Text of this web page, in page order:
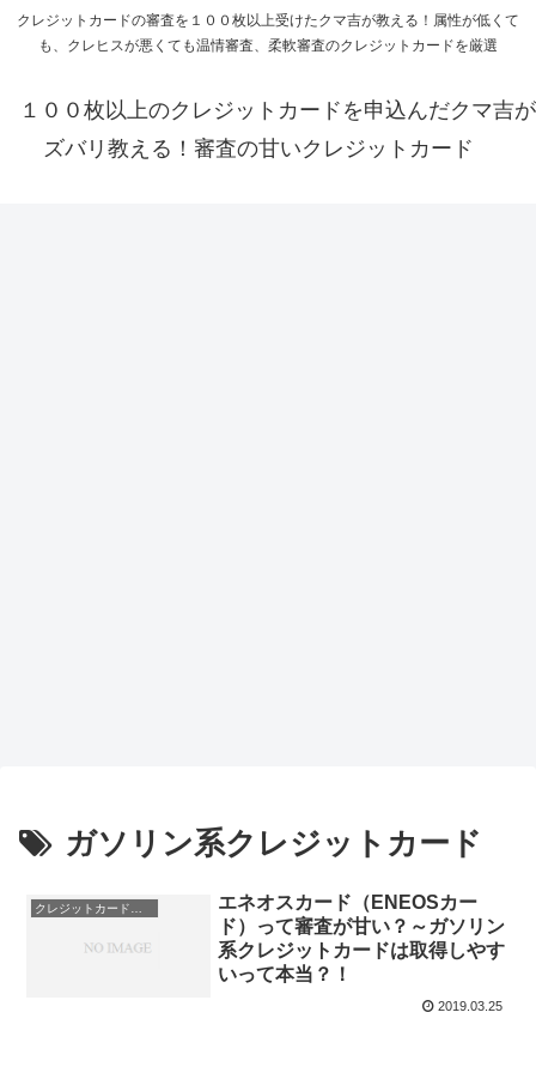
クレジットカードの審査を１００枚以上受けたクマ吉が教える！属性が低くて
も、クレヒスが悪くても温情審査、柔軟審査のクレジットカードを厳選
１００枚以上のクレジットカードを申込んだクマ吉が
ズバリ教える！審査の甘いクレジットカード
ガソリン系クレジットカード
エネオスカード（ENEOSカー
ド）って審査が甘い？～ガソリン
系クレジットカードは取得しやす
いって本当？！
2019.03.25